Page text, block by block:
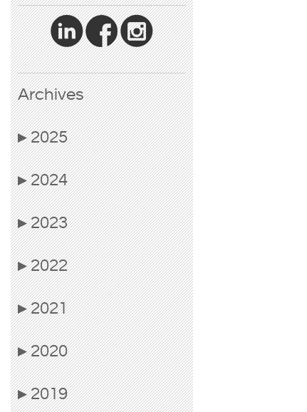
Archives
▶2025
▶2024
▶2023
▶2022
▶2021
▶2020
▶2019